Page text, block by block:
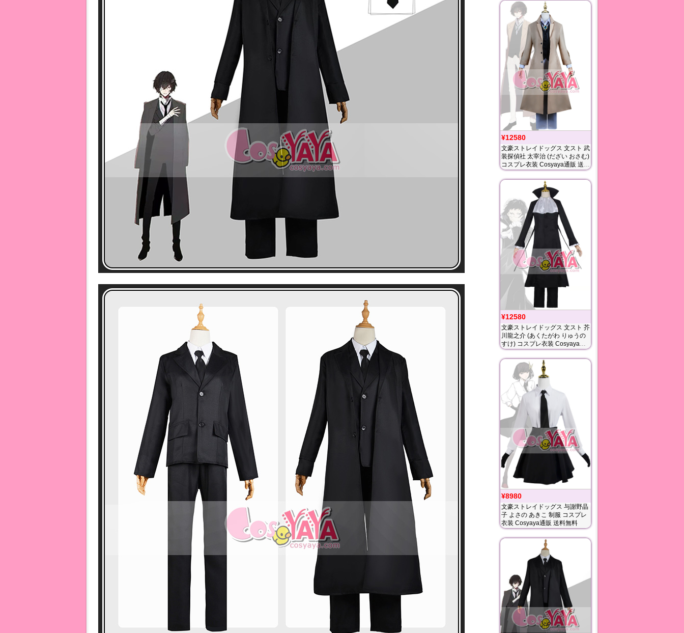
¥12580
文豪ストレイドッグス 文スト 武
装探偵社 太宰治 (だざい おさむ)
コスプレ衣装 Cosyaya通販 送料
無料
¥12580
文豪ストレイドッグス 文スト 芥
川龍之介 (あくたがわ りゅうの
すけ) コスプレ衣装 Cosyaya通
販 送料無料
¥8980
文豪ストレイドッグス 与謝野晶
子 よさの あきこ 制服 コスプレ
衣装 Cosyaya通販 送料無料